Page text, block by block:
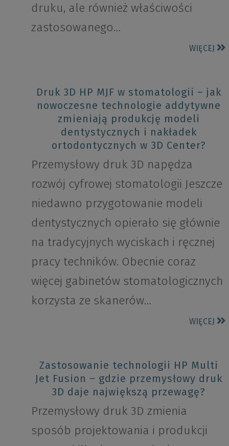
druku, ale również właściwości
zastosowanego…
WIĘCEJ
Druk 3D HP MJF w stomatologii – jak
nowoczesne technologie addytywne
zmieniają produkcję modeli
dentystycznych i nakładek
ortodontycznych w 3D Center?
Przemysłowy druk 3D napędza
rozwój cyfrowej stomatologii Jeszcze
niedawno przygotowanie modeli
dentystycznych opierało się głównie
na tradycyjnych wyciskach i ręcznej
pracy techników. Obecnie coraz
więcej gabinetów stomatologicznych
korzysta ze skanerów…
WIĘCEJ
Zastosowanie technologii HP Multi
Jet Fusion – gdzie przemysłowy druk
3D daje największą przewagę?
Przemysłowy druk 3D zmienia
sposób projektowania i produkcji